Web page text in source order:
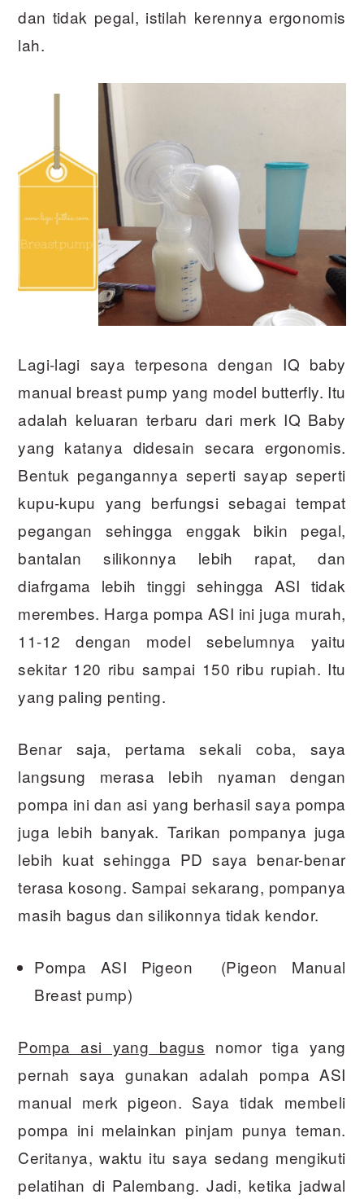
dan tidak pegal, istilah kerennya ergonomis
lah.
Lagi-lagi saya terpesona dengan IQ baby
manual breast pump yang model butterfly. Itu
adalah keluaran terbaru dari merk IQ Baby
yang katanya didesain secara ergonomis.
Bentuk pegangannya seperti sayap seperti
kupu-kupu yang berfungsi sebagai tempat
pegangan sehingga enggak bikin pegal,
bantalan silikonnya lebih rapat, dan
diafrgama lebih tinggi sehingga ASI tidak
merembes. Harga pompa ASI ini juga murah,
11-12 dengan model sebelumnya yaitu
sekitar 120 ribu sampai 150 ribu rupiah. Itu
yang paling penting.
Benar saja, pertama sekali coba, saya
langsung merasa lebih nyaman dengan
pompa ini dan asi yang berhasil saya pompa
juga lebih banyak. Tarikan pompanya juga
lebih kuat sehingga PD saya benar-benar
terasa kosong. Sampai sekarang, pompanya
masih bagus dan silikonnya tidak kendor.
Pompa ASI Pigeon (Pigeon Manual
Breast pump)
Pompa asi yang bagus nomor tiga yang
pernah saya gunakan adalah pompa ASI
manual merk pigeon. Saya tidak membeli
pompa ini melainkan pinjam punya teman.
Ceritanya, waktu itu saya sedang mengikuti
pelatihan di Palembang. Jadi, ketika jadwal